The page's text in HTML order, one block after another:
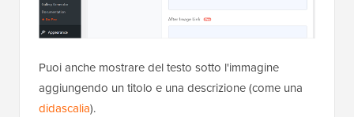
Puoi anche mostrare del testo sotto l'immagine
aggiungendo un titolo e una descrizione (come una
didascalia).